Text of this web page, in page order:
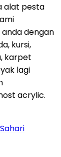
alat pesta
dengan
kursi,
karpet
lagi
acrylic.